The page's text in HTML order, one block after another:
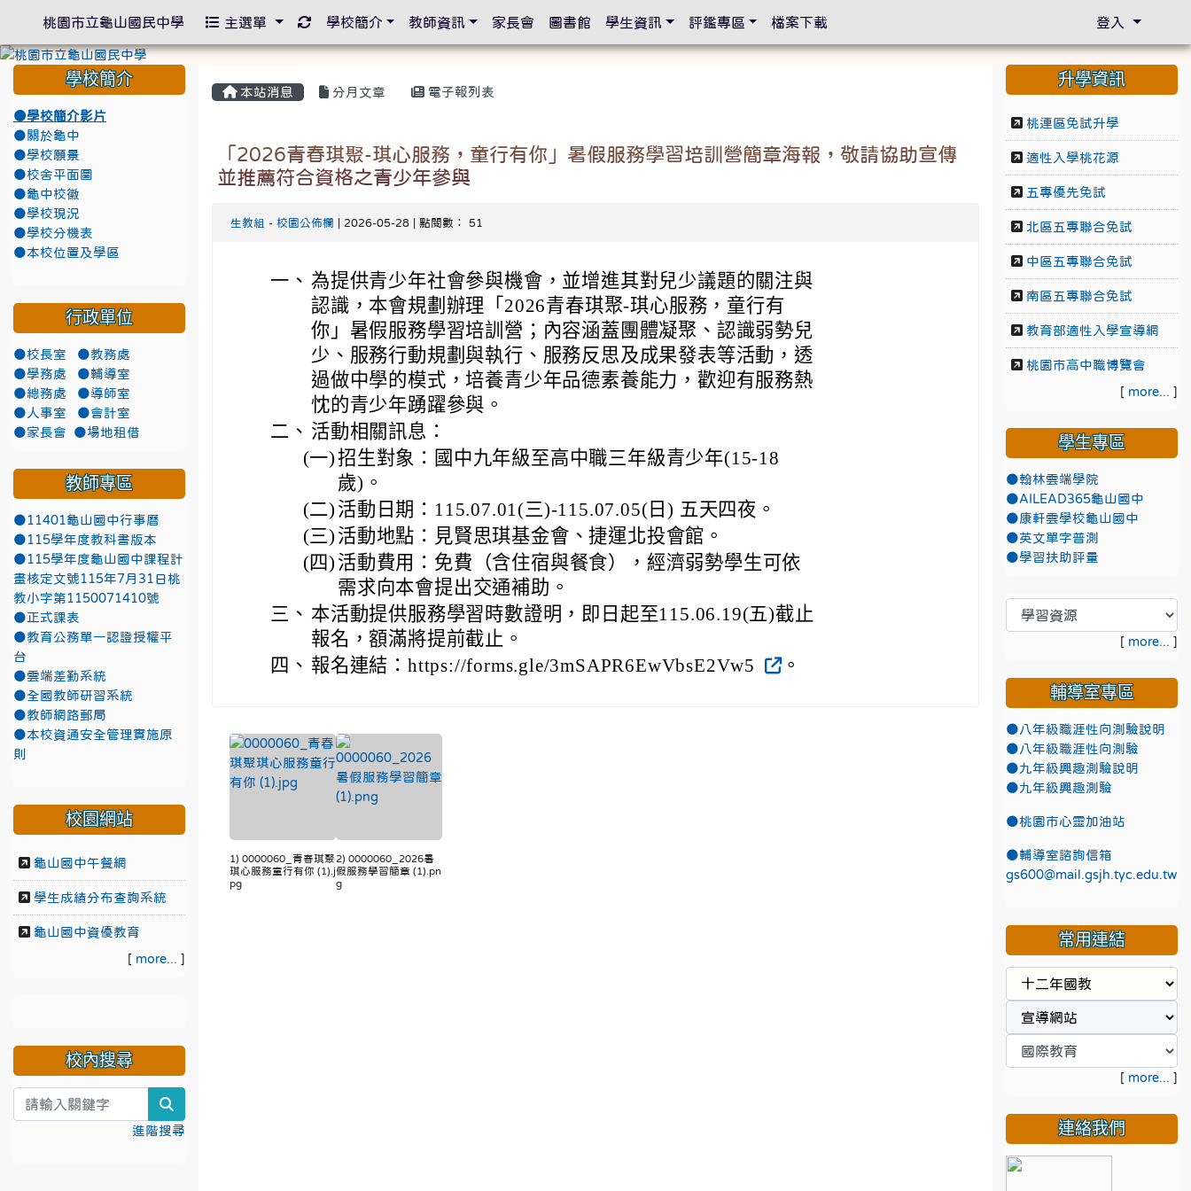
本站消息 分月文章 電子報列表
「2026青春琪聚-琪心服務，童行有你」暑假服務學習培訓營簡章海報，敬請協助宣傳
並推薦符合資格之青少年參與
生教組 - 校園公佈欄 | 2026-05-28 | 點閱數： 51
一、 為提供青少年社會參與機會，並增進其對兒少議題的關注與
認識，本會規劃辦理「2026青春琪聚-琪心服務，童行有
你」暑假服務學習培訓營；內容涵蓋團體凝聚、認識弱勢兒
少、服務行動規劃與執行、服務反思及成果發表等活動，透
過做中學的模式，培養青少年品德素養能力，歡迎有服務熱
忱的青少年踴躍參與。
二、 活動相關訊息：
(一)招生對象：國中九年級至高中職三年級青少年(15-18
歲)。
(二) 活動日期：115.07.01(三)-115.07.05(日) 五天四夜。
(三) 活動地點：見賢思琪基金會、捷運北投會館。
(四) 活動費用：免費（含住宿與餐食），經濟弱勢學生可依
需求向本會提出交通補助。
三、 本活動提供服務學習時數證明，即日起至115.06.19(五)截止
報名，額滿將提前截止。
四、 報名連結：https://forms.gle/3mSAPR6EwVbsE2Vw5 。
1) 0000060_青春琪聚
琪心服務童行有你 (1).j
pg
2) 0000060_2026暑
假服務學習簡章 (1).pn
g
學校簡介
●學校簡介影片
●關於龜中
●學校願景
●校舍平面圖
●龜中校徽
●學校現況
●學校分機表
●本校位置及學區
行政單位
●校長室
●教務處
●學務處
●輔導室
●總務處
●導師室
●人事室
●會計室
●家長會
●場地租借
教師專區
●11401龜山國中行事曆
●115學年度教科書版本
●115學年度龜山國中課程計
畫核定文號115年7月31日桃
教小字第1150071410號
●正式課表
●教育公務單一認證授權平
台
●雲端差勤系統
●全國教師研習系統
●教師網路郵局
●本校資通安全管理實施原
則
校園網站
龜山國中午餐網
學生成績分布查詢系統
龜山國中資優教育
[ more... ]
校內搜尋
進階搜尋
升學資訊
桃連區免試升學
適性入學桃花源
五專優先免試
北區五專聯合免試
中區五專聯合免試
南區五專聯合免試
教育部適性入學宣導網
桃園市高中職博覽會
[ more... ]
學生專區
●翰林雲端學院
●AILEAD365龜山國中
●康軒雲學校龜山國中
●英文單字普測
●學習扶助評量
[ more... ]
輔導室專區
●八年級職涯性向測驗說明
●八年級職涯性向測驗
●九年級興趣測驗說明
●九年級興趣測驗
●桃園市心靈加油站
●輔導室諮詢信箱
gs600@mail.gsjh.tyc.edu.tw
常用連結
[ more... ]
連絡我們
桃園市立龜山國民中學 主選單 重新取得佈景設定
學校簡介 教師資訊 家長會 圖書館 學生資訊 評鑑專區 檔案下載 登入